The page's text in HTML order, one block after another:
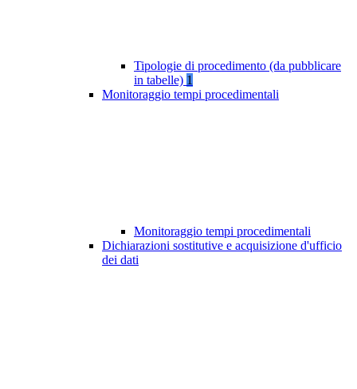
Tipologie di procedimento (da pubblicare
in tabelle) 1
Monitoraggio tempi procedimentali
Monitoraggio tempi procedimentali
Dichiarazioni sostitutive e acquisizione d'ufficio
dei dati